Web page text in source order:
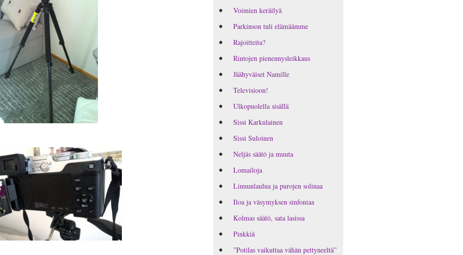
Voimien keräilyä
Parkinson tuli elämäämme
Rajoitteita?
Rintojen pienennysleikkaus
Jäähyväiset Namille
Televisioon!
Ulkopuolella sisällä
Sissi Karkulainen
Sissi Suloinen
Neljäs säätö ja muuta
Lomailoja
Linnunlaulua ja purojen solinaa
Iloa ja väsymyksen sinfoniaa
Kolmas säätö, sata lasissa
Pinkkiä
”Potilas vaikuttaa vähän pettyneeltä”